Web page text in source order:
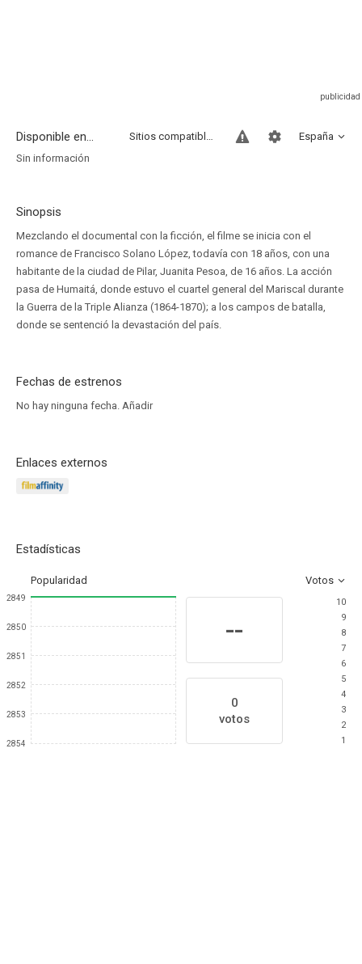
Disponible en... España
Sitios compatibles
Sin información
Sinopsis
Mezclando el documental con la ficción, el filme se inicia con el
romance de Francisco Solano López, todavía con 18 años, con una
habitante de la ciudad de Pilar, Juanita Pesoa, de 16 años. La acción
pasa de Humaitá, donde estuvo el cuartel general del Mariscal durante
la Guerra de la Triple Alianza (1864-1870); a los campos de batalla,
donde se sentenció la devastación del país.
Fechas de estrenos
No hay ninguna fecha. Añadir
Enlaces externos
Estadísticas
Popularidad Votos
2849
2850
2851
2852
2853
2854
--
0
votos
10
9
8
7
6
5
4
3
2
1